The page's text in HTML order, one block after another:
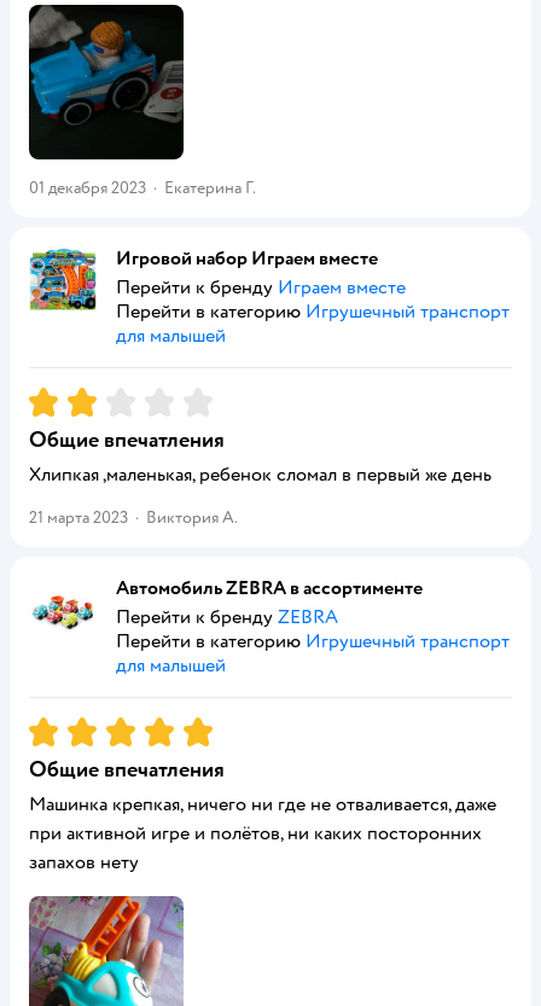
01 декабря 2023 · Екатерина Г.
Игровой набор Играем вместе
Перейти к бренду Играем вместе
Перейти в категорию Игрушечный транспорт
для малышей
Рейтинг:2
Общие впечатления
Хлипкая ,маленькая, ребенок сломал в первый же день
21 марта 2023 · Виктория А.
Автомобиль ZEBRA в ассортименте
Перейти к бренду ZEBRA
Перейти в категорию Игрушечный транспорт
для малышей
Рейтинг:5
Общие впечатления
Машинка крепкая, ничего ни где не отваливается, даже
при активной игре и полётов, ни каких посторонних
запахов нету